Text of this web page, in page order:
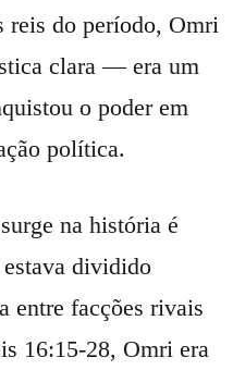
reis do período, Omri
clara — era um
o poder em
política.
na história é
dividido
entre facções rivais
16:15-28, Omri era